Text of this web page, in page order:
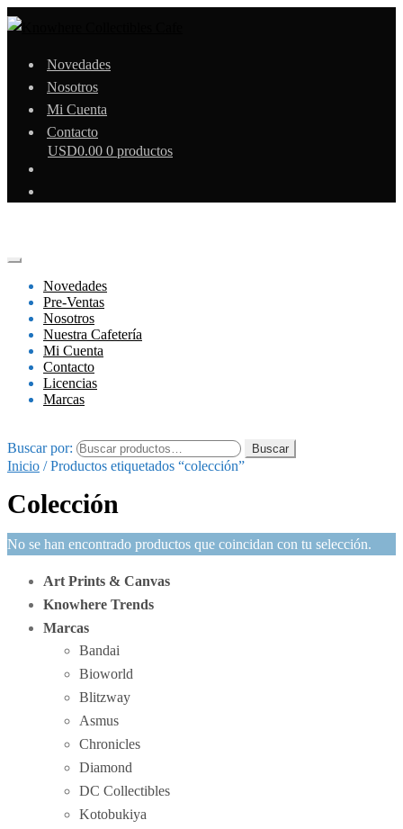
Novedades
Nosotros
Mi Cuenta
Contacto
USD0.00 0 productos
Novedades
Pre-Ventas
Nosotros
Nuestra Cafetería
Mi Cuenta
Contacto
Licencias
Marcas
Buscar por: Buscar
Inicio /Productos etiquetados “colección”
Colección
No se han encontrado productos que coincidan con tu selección.
Art Prints & Canvas
Knowhere Trends
Marcas
Bandai
Bioworld
Blitzway
Asmus
Chronicles
Diamond
DC Collectibles
Kotobukiya